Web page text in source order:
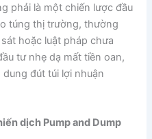
phải là một chiến lược đầu
túng thị trường, thường
hoặc luật pháp chưa
tư nhẹ dạ mất tiền oan,
đút túi lợi nhuận
dịch Pump and Dump